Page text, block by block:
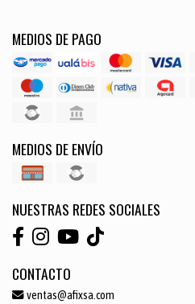
MEDIOS DE PAGO
MEDIOS DE ENVÍO
NUESTRAS REDES SOCIALES
CONTACTO
ventas@afixsa.com